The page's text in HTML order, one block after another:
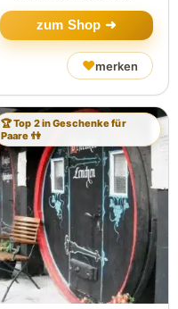
zum Shop ➜
♥merken
🏆 Top 2 in Geschenke für
Paare 👫